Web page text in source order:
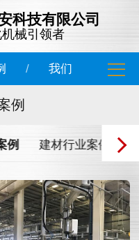
科技有限公司
械引领者
/ 我们
例
例 建材行业案例